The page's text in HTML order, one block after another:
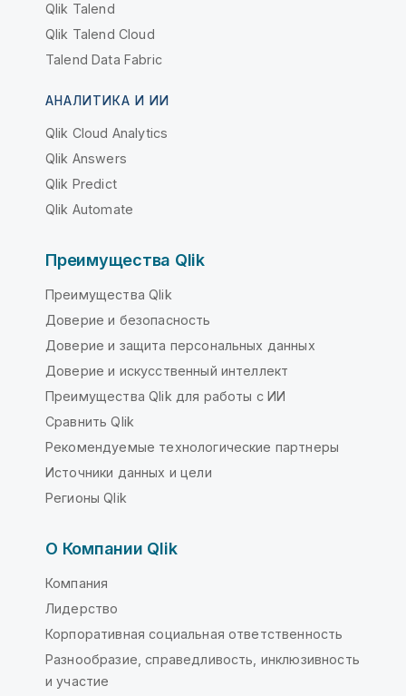
Qlik Talend
Qlik Talend Cloud
Talend Data Fabric
АНАЛИТИКА И ИИ
Qlik Cloud Analytics
Qlik Answers
Qlik Predict
Qlik Automate
Преимущества Qlik
Преимущества Qlik
Доверие и безопасность
Доверие и защита персональных данных
Доверие и искусственный интеллект
Преимущества Qlik для работы с ИИ
Сравнить Qlik
Рекомендуемые технологические партнеры
Источники данных и цели
Регионы Qlik
О Компании Qlik
Компания
Лидерство
Корпоративная социальная ответственность
Разнообразие, справедливость, инклюзивность
и участие